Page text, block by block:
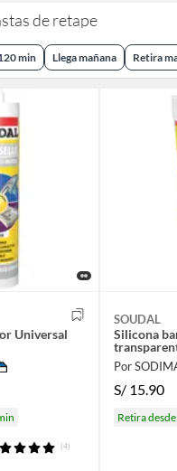
de retape
min Llega mañana Retira
Universal
(4)
SOUDAL
Silicona
Por
S/ 15.90
Retira